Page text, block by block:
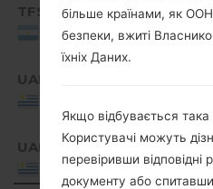
TFS
Argentina
UAN
UAN
Uruguay
більше країнами, як
безпеки, вжиті
їхніх Даних.
Якщо відбувається
Користувачі можуть
перевіривши відповідні
документу або